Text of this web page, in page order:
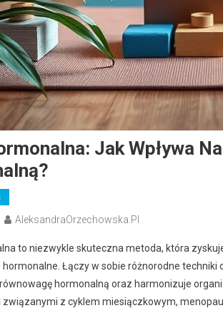
Jak Wpływa
AleksandraOrzechowska.pl
to niezwykle skuteczna metoda, która
Łączy w sobie różnorodne
hormonalną oraz harmonizuje
z cyklem miesiączkowym,